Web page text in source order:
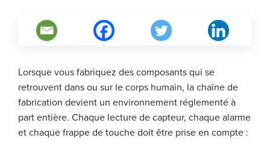
Lorsque vous fabriquez des composants qui se
retrouvent dans ou sur le corps humain, la chaîne de
fabrication devient un environnement réglementé à
part entière. Chaque lecture de capteur, chaque alarme
et chaque frappe de touche doit être prise en compte :